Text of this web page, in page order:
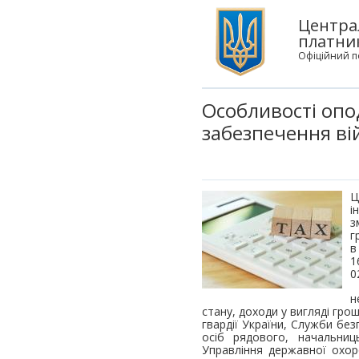
Офіційний
Особливості
забезпечення
в
стану, доходи у вигляді
гвардії України, Служби
осіб рядового,
Управління державної